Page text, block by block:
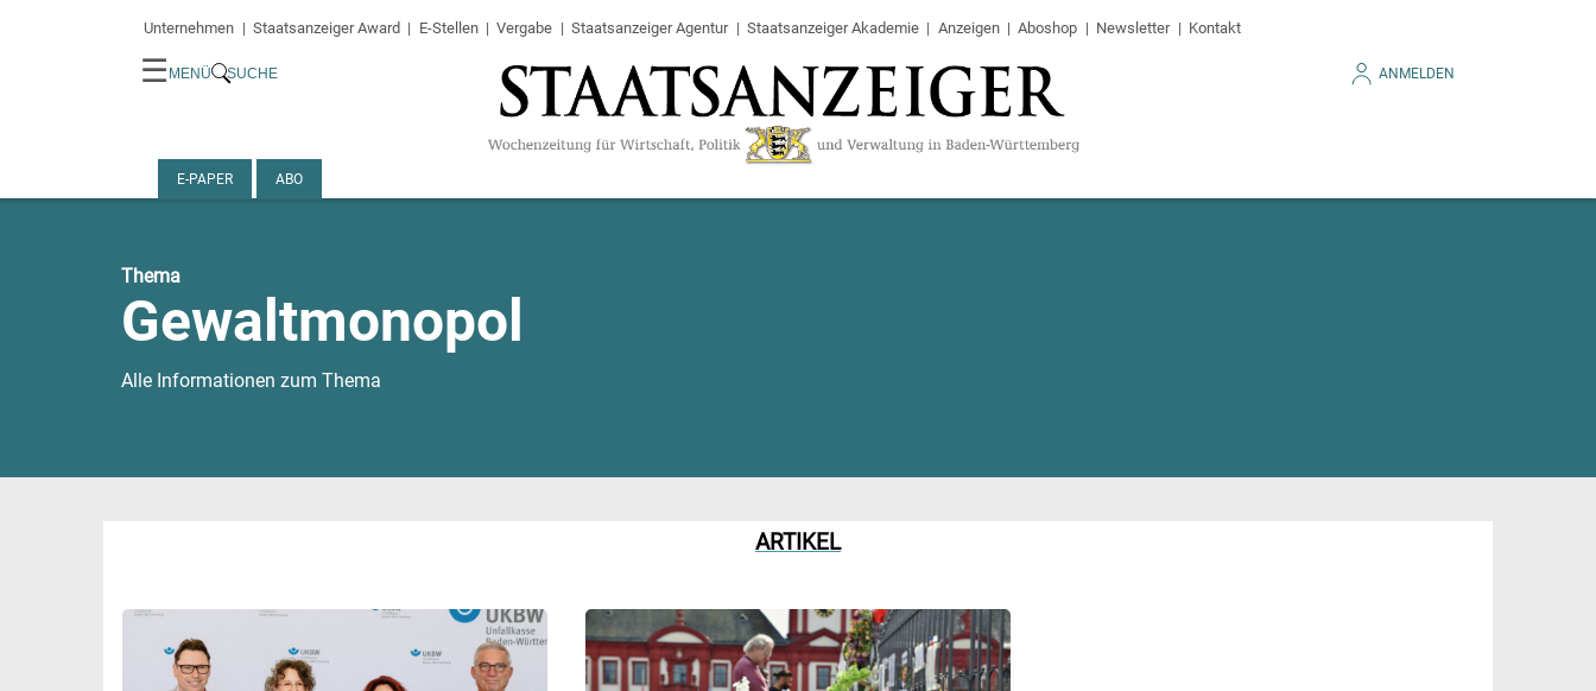
Unternehmen Staatsanzeiger Award E-Stellen Vergabe Staatsanzeiger Agentur Staatsanzeiger Akademie Anzeigen Aboshop Newsletter Kontakt
☰ MENÜ SUCHE ANMELDEN
E-PAPER ABO
Thema
Gewaltmonopol
Alle Informationen zum Thema
ARTIKEL